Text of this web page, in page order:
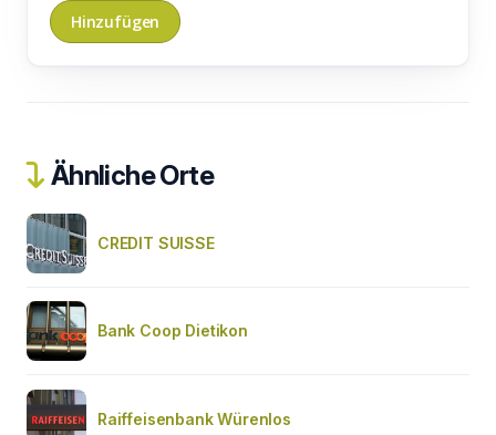
Ähnliche Orte
CREDIT SUISSE
Bank Coop Dietikon
Raiffeisenbank Würenlos